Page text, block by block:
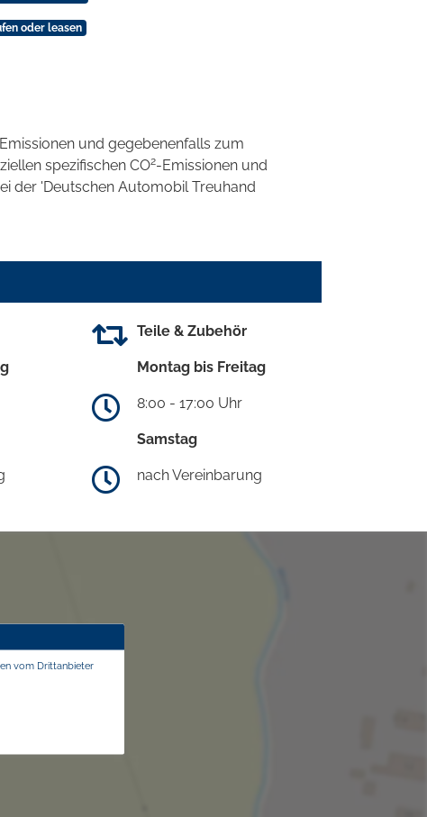
oder leasen
und gegebenenfalls zum
spezifischen CO2-Emissionen und
der 'Deutschen Automobil Treuhand
Teile & Zubehör
Montag bis Freitag
8:00 - 17:00 Uhr
Samstag
nach Vereinbarung
vom Drittanbieter